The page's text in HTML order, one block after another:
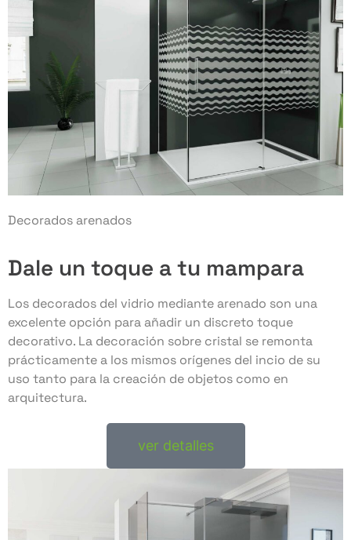
Decorados arenados
Dale un toque a tu mampara
Los decorados del vidrio mediante arenado son una
excelente opción para añadir un discreto toque
decorativo. La decoración sobre cristal se remonta
prácticamente a los mismos orígenes del incio de su
uso tanto para la creación de objetos como en
arquitectura.
ver detalles